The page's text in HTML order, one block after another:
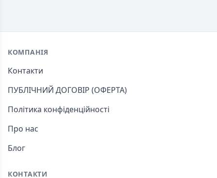
Footer
КОМПАНІЯ
Контакти
ПУБЛІЧНИЙ ДОГОВІР (ОФЕРТА)
Політика конфіденційності
Про нас
Блог
КОНТАКТИ